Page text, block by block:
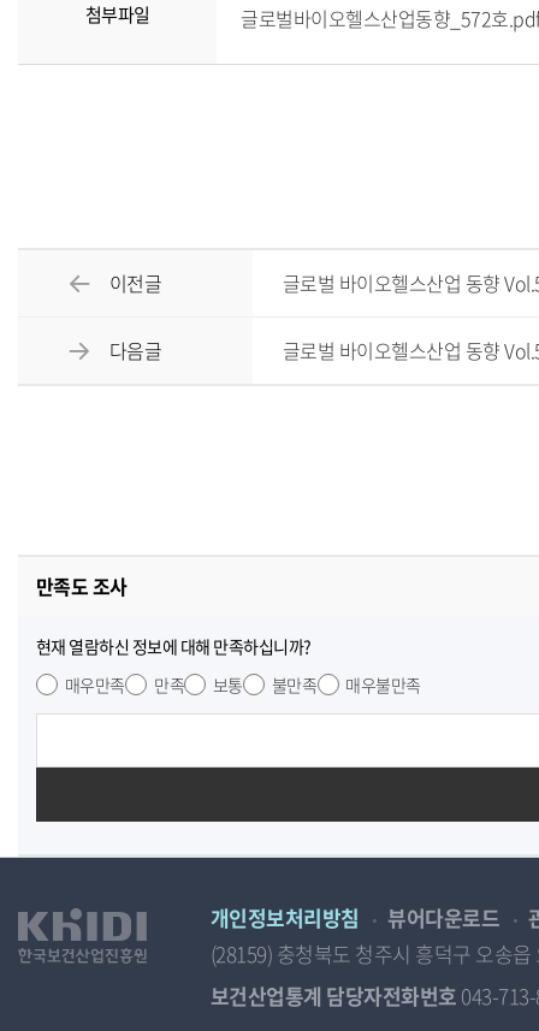
첨부파일 글로벌바이오헬스산업동향_572호
이전글 글로벌 바이오헬스산업 동향
다음글 글로벌 바이오헬스산업 동향
만족도 조사
현재 열람하신 정보에 대해 만족하십니까?
매우만족
만족 보통 불만족 매우불만족
개인정보처리방침 뷰어다운로드
(28159) 충청북도 청주시 흥덕구 오송
보건산업통계 담당자전화번호 043-